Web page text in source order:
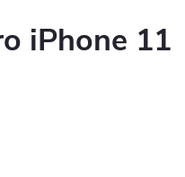
iPhone 11